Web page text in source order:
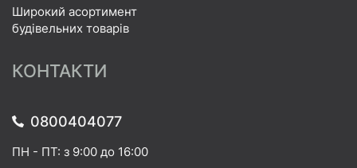
Широкий асортимент
будівельних товарів
КОНТАКТИ
0800404077
ПН - ПТ: з 9:00 до 16:00